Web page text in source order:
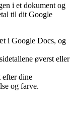
i et dokument og
til dit Google
i Google Docs, og
øverst eller
efter dine
og farve.